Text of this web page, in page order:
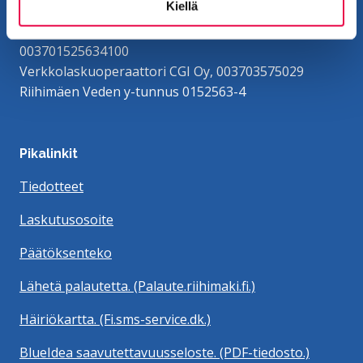
Kiellä
Verkkolaskutusosoite/OVT-tunnus
003701525634100
Verkkolaskuoperaattori CGI Oy, 003703575029
Riihimäen Veden y-tunnus 0152563-4
Pikalinkit
Tiedotteet
Laskutusosoite
Päätöksenteko
Lähetä palautetta. (Palaute.riihimaki.fi.)
Häiriökartta. (Fi.sms-service.dk.)
BlueIdea saavutettavuusseloste. (PDF-tiedosto.)